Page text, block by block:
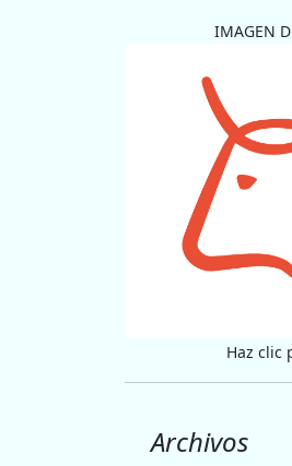
IMAGEN
Haz clic
Archivos